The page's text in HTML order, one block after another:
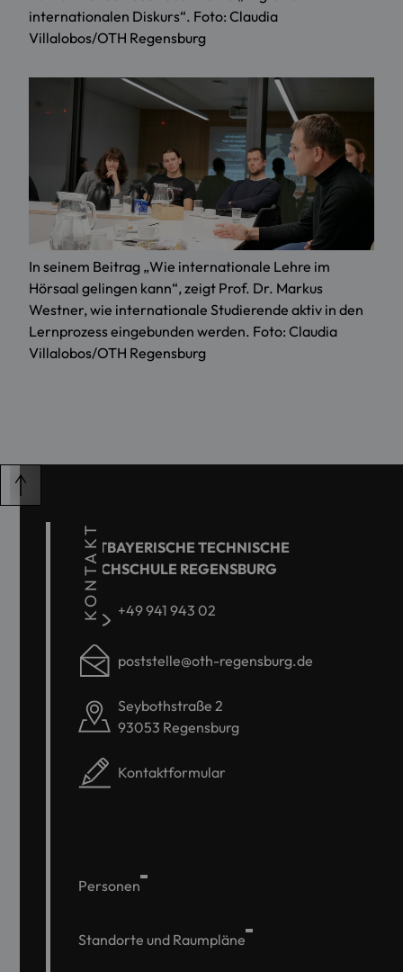
internationalen Diskurs“. Foto: Claudia
Villalobos/OTH Regensburg
In seinem Beitrag „Wie internationale Lehre im
Hörsaal gelingen kann“, zeigt Prof. Dr. Markus
Westner, wie internationale Studierende aktiv in den
Lernprozess eingebunden werden. Foto: Claudia
Villalobos/OTH Regensburg
KONTAKT
OSTBAYERISCHE TECHNISCHE
HOCHSCHULE REGENSBURG
+49 941 943 02
poststelle@oth-regensburg.de
Seybothstraße 2
93053 Regensburg
Kontaktformular
Personen
Standorte und Raumpläne